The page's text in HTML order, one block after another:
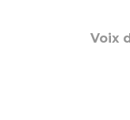
Voix